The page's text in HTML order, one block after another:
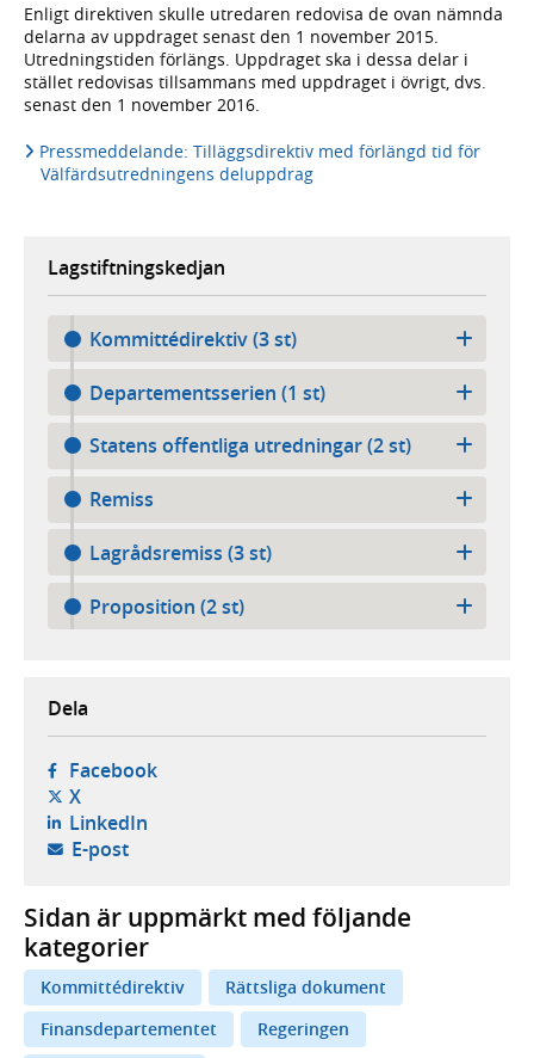
Enligt direktiven skulle utredaren redovisa de ovan nämnda
delarna av uppdraget senast den 1 november 2015.
Utredningstiden förlängs. Uppdraget ska i dessa delar i
stället redovisas tillsammans med uppdraget i övrigt, dvs.
senast den 1 november 2016.
Pressmeddelande: Tilläggsdirektiv med förlängd tid för
Välfärdsutredningens deluppdrag
Lagstiftningskedjan
Kommittédirektiv (3 st)
Departementsserien (1 st)
Statens offentliga utredningar (2 st)
Remiss
Lagrådsremiss (3 st)
Proposition (2 st)
Dela
Facebook- öppnas i ny flik, extern webbplats,
X- öppnas i ny flik, extern webbplats,
LinkedIn- öppnas i ny flik, extern webbplats,
E-post- öppnar din e-postklient,
Sidan är uppmärkt med följande
kategorier
Kommittédirektiv
Rättsliga dokument
Finansdepartementet
Regeringen